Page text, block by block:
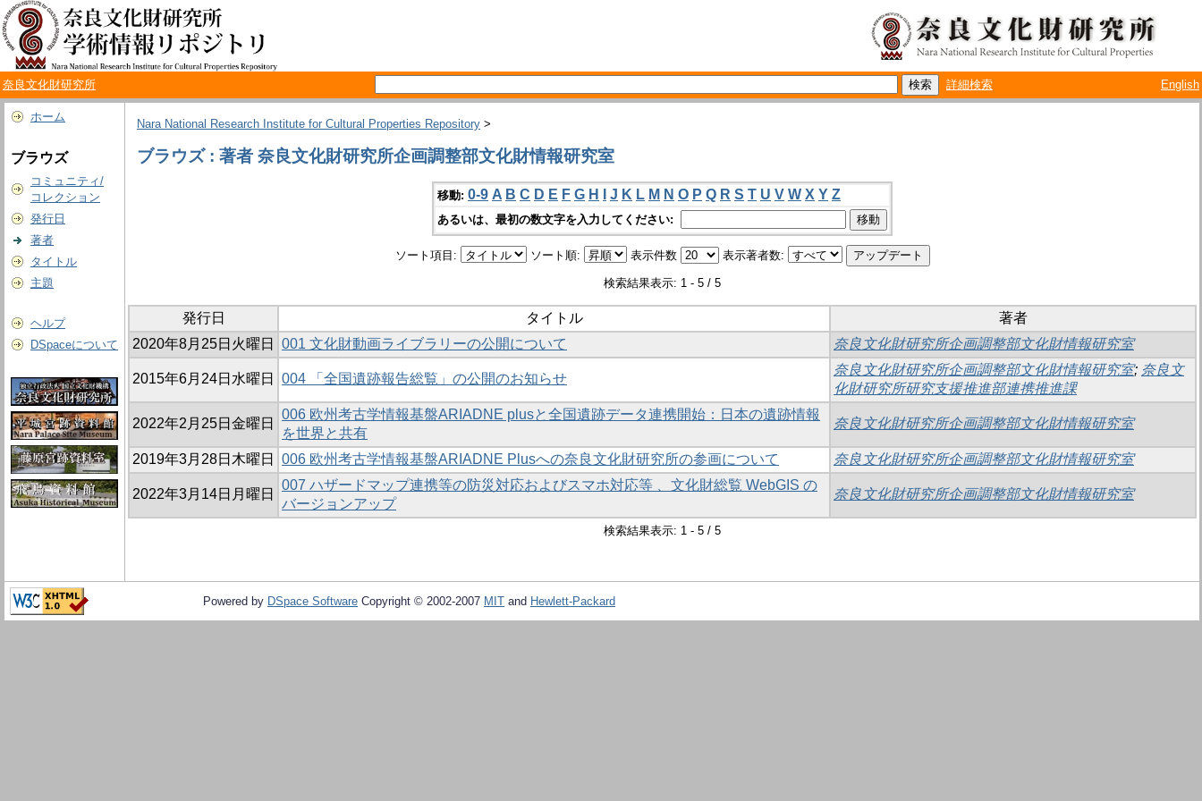
奈良文化財研究所 詳細検索 English
ホーム
ブラウズ
コミュニティ/
コレクション
発行日
著者
タイトル
主題
ヘルプ
DSpaceについて
Nara National Research Institute for Cultural Properties Repository >
ブラウズ : 著者 奈良文化財研究所企画調整部文化財情報研究室
移動: 0-9 A B C D E F G H J K L M N O P Q R S T U V W X Y Z
あるいは、最初の数文字を入力してください:
ソート項目: ソート順: 表示件数 表示著者数:
検索結果表示: 1 - 5 / 5
発行日 タイトル
著者
2020年8月25日火曜日
001 文化財動画ライブラリーの公開について 奈良文化財研究所企画調整部文化財情報研究室
2015年6月24日水曜日 004 「全国遺跡報告総覧」の公開のお知らせ
奈良文化財研究所企画調整部文化財情報研究室; 奈良文
化財研究所研究支援推進部連携推進課
2022年2月25日金曜日
006 欧州考古学情報基盤ARIADNE plusと全国遺跡データ連携開始：日本の遺跡情報
を世界と共有
奈良文化財研究所企画調整部文化財情報研究室
2019年3月28日木曜日 006 欧州考古学情報基盤ARIADNE Plusへの奈良文化財研究所の参画について 奈良文化財研究所企画調整部文化財情報研究室
2022年3月14日月曜日
007 ハザードマップ連携等の防災対応およびスマホ対応等 、文化財総覧 WebGIS の
バージョンアップ
奈良文化財研究所企画調整部文化財情報研究室
検索結果表示: 1 - 5 / 5
Powered by DSpace Software Copyright © 2002-2007 MIT and Hewlett-Packard